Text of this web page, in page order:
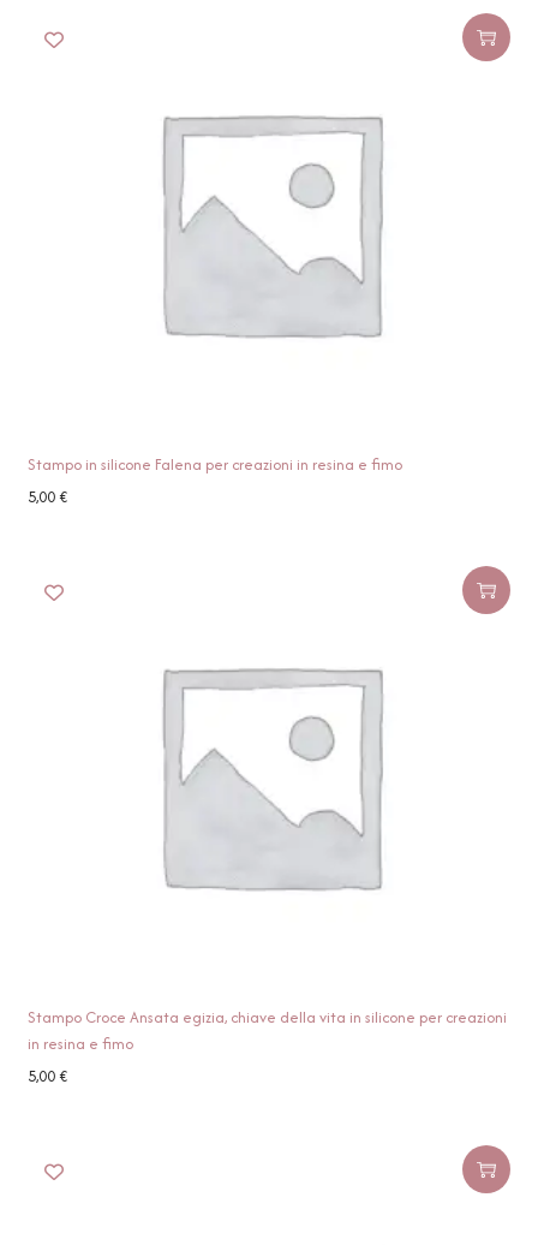
Stampo in silicone Falena per creazioni in resina e fimo
5,00€
Stampo Croce Ansata egizia, chiave della vita in silicone per creazioni
in resina e fimo
5,00€